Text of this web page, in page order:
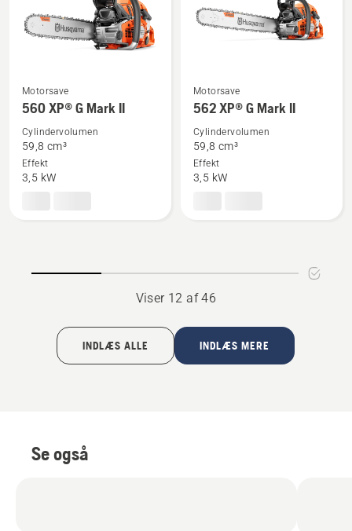
Se
flere
detaljer
560 XP®
Motorsave
560 XP® G Mark II
Cylindervolumen
59,8 cm³
Effekt
3,5 kW
Se
flere
detaljer
562 XP®
Motorsave
562 XP® G Mark II
Cylindervolumen
59,8 cm³
Effekt
3,5 kW
Viser 12 af 46
INDLÆS ALLE INDLÆS MERE
Se også